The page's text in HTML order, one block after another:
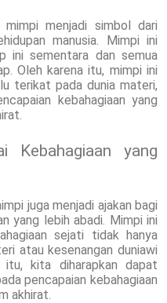
menjadi simbol dari
manusia. Mimpi ini
ini sementara dan semua
Oleh karena itu, mimpi ini
terikat pada dunia materi,
kebahagiaan yang
Kebahagiaan yang
juga menjadi ajakan bagi
yang lebih abadi. Mimpi ini
sejati tidak hanya
atau kesenangan duniawi
itu, kita diharapkan dapat
pencapaian kebahagiaan
akhirat.